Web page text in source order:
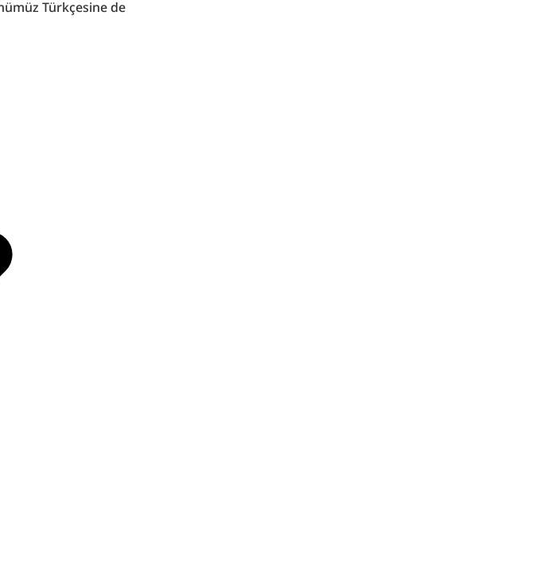
Türkçesine de